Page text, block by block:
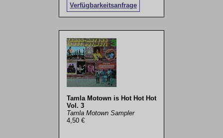
Verfügbarkeitsanfrage
Tamla Motown is Hot Hot Hot
Vol. 3
Tamla Motown Sampler
4,50 €